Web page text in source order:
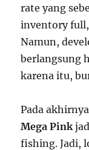
rate yang
inventory full,
Namun,
berlangsung
karena itu,
Pada
Mega Pink
fishing. Jadi,